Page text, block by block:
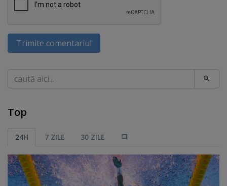
Trimite comentariul
Caută
Top
24H 7 ZILE 30 ZILE